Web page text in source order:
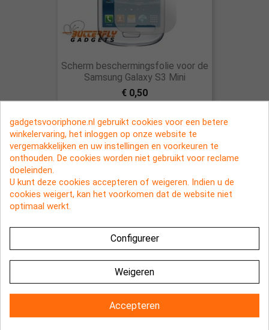
Scherm beschermingsfolie voor de
Samsung Galaxy S3 Mini
€ 0,50
Scherm bescherming van gehard
glas voor de Samsung Galaxy S4
€ 4,95
gadgetsvooriphone.nl gebruikt cookies voor een betere
winkelervaring, het inloggen op onze website te
vergemakkelijken en uw instellingen en voorkeuren te
onthouden. De cookies worden niet gebruikt voor reclame
doeleinden.
U kunt deze cookies accepteren of weigeren. Indien u de
cookies weigert, kan het voorkomen dat de website niet
optimaal werkt.
Configureer
Weigeren
Accepteren